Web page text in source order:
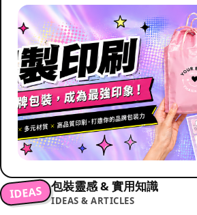
IDEAS 包裝靈感 & 實用知識
IDEAS & ARTICLES